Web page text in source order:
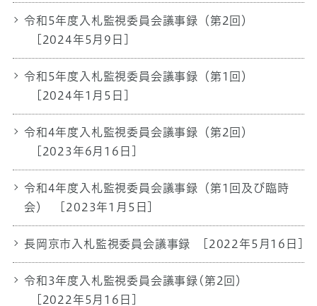
令和5年度入札監視委員会議事録（第2回）
[2024年5月9日]
令和5年度入札監視委員会議事録（第1回）
[2024年1月5日]
令和4年度入札監視委員会議事録（第2回）
[2023年6月16日]
令和4年度入札監視委員会議事録（第1回及び臨時
会）
[2023年1月5日]
長岡京市入札監視委員会議事録 [2022年5月16日]
令和3年度入札監視委員会議事録(第2回）
[2022年5月16日]